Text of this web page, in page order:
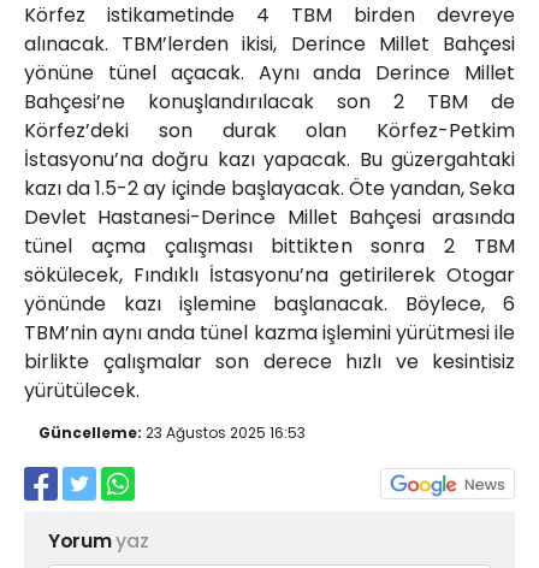
Körfez istikametinde 4 TBM birden devreye
alınacak. TBM’lerden ikisi, Derince Millet Bahçesi
yönüne tünel açacak. Aynı anda Derince Millet
Bahçesi’ne konuşlandırılacak son 2 TBM de
Körfez’deki son durak olan Körfez-Petkim
İstasyonu’na doğru kazı yapacak. Bu güzergahtaki
kazı da 1.5-2 ay içinde başlayacak. Öte yandan, Seka
Devlet Hastanesi-Derince Millet Bahçesi arasında
tünel açma çalışması bittikten sonra 2 TBM
sökülecek, Fındıklı İstasyonu’na getirilerek Otogar
yönünde kazı işlemine başlanacak. Böylece, 6
TBM’nin aynı anda tünel kazma işlemini yürütmesi ile
birlikte çalışmalar son derece hızlı ve kesintisiz
yürütülecek.
Güncelleme: 23 Ağustos 2025 16:53
Yorumyaz